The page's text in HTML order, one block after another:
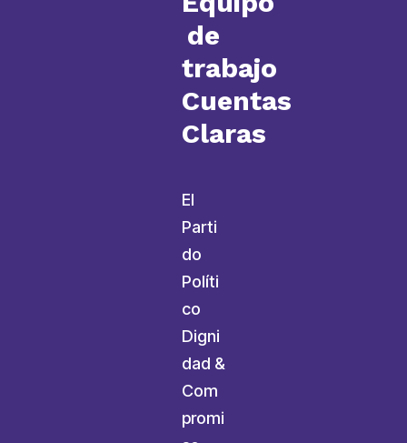
de
trabajo
Cuentas
Claras
El
Parti
do
Políti
co
Digni
dad &
Com
promi